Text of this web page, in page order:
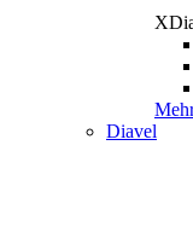
Diavel